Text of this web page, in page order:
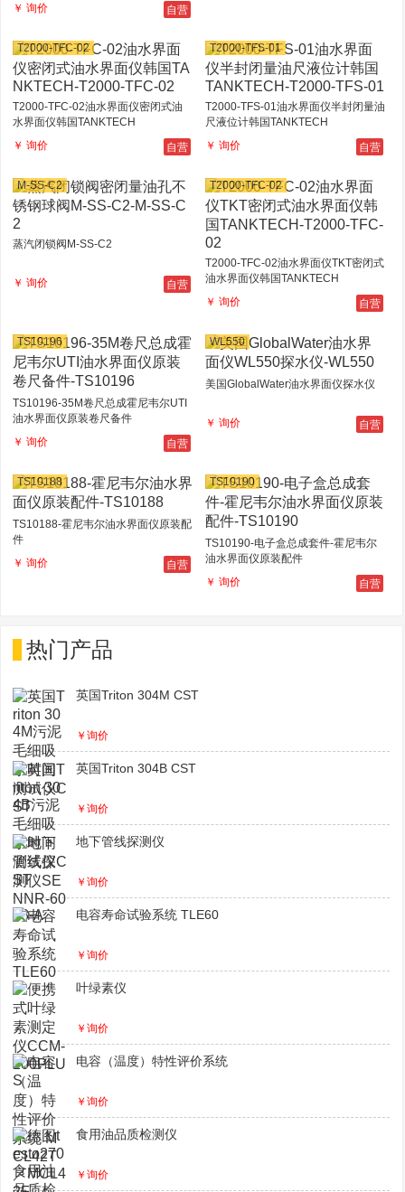
￥ 询价 自营
T2000-TFC-02油水界面仪密闭式油
水界面仪韩国TANKTECH
￥ 询价
自营
T2000-TFC-02
T2000-TFS-01油水界面仪半封闭量油
尺液位计韩国TANKTECH
￥ 询价
自营
T2000-TFS-01
蒸汽闭锁阀M-SS-C2
￥ 询价 自营
M-SS-C2
T2000-TFC-02油水界面仪TKT密闭式
油水界面仪韩国TANKTECH
￥ 询价
自营
T2000-TFC-02
TS10196-35M卷尺总成霍尼韦尔UTI
油水界面仪原装卷尺备件
￥ 询价
自营
TS10196
美国GlobalWater油水界面仪探水仪
￥ 询价 自营
WL550
TS10188-霍尼韦尔油水界面仪原装配
件
￥ 询价
自营
TS10188
TS10190-电子盒总成套件-霍尼韦尔
油水界面仪原装配件
￥ 询价
自营
TS10190
热门产品
英国Triton 304M CST
￥询价
英国Triton 304B CST
￥询价
地下管线探测仪
￥询价
电容寿命试验系统 TLE60
￥询价
叶绿素仪
￥询价
电容（温度）特性评价系统
￥询价
食用油品质检测仪
￥询价